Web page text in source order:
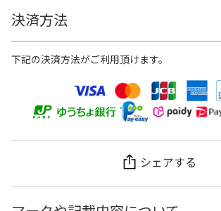
決済方法
下記の決済方法がご利用頂けます。
シェアする